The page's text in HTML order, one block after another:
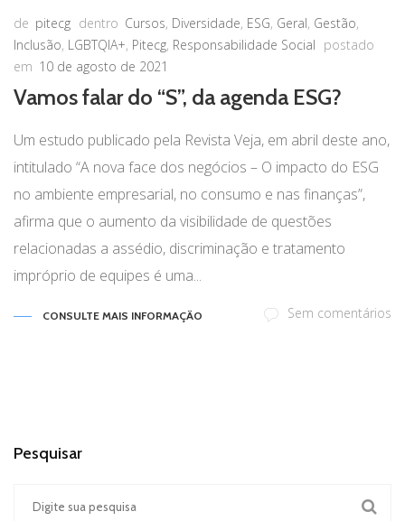
de pitecg dentro Cursos, Diversidade, ESG, Geral, Gestão,
Inclusão, LGBTQIA+, Pitecg, Responsabilidade Social postado
em 10 de agosto de 2021
Vamos falar do “S”, da agenda ESG?
Um estudo publicado pela Revista Veja, em abril deste ano,
intitulado “A nova face dos negócios – O impacto do ESG
no ambiente empresarial, no consumo e nas finanças”,
afirma que o aumento da visibilidade de questões
relacionadas a assédio, discriminação e tratamento
impróprio de equipes é uma...
CONSULTE MAIS INFORMAÇÃO Sem comentários
Pesquisar